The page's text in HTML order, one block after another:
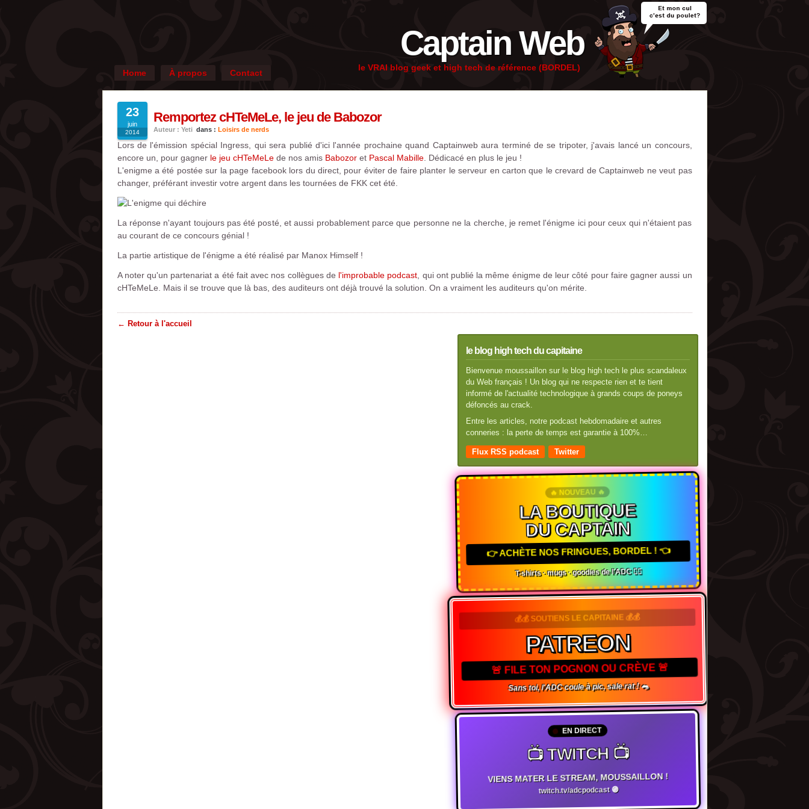
Captain Web
le VRAI blog geek et high tech de référence (BORDEL)
Home À propos Contact
23
juin
2014
Remportez cHTeMeLe, le jeu de Babozor
Auteur : Yetidans : Loisirs de nerds
Lors de l'émission spécial Ingress, qui sera publié d'ici l'année prochaine quand Captainweb aura terminé de se tripoter, j'avais lancé un concours,
encore un, pour gagner le jeu cHTeMeLede nos amis Babozoret Pascal Mabille. Dédicacé en plus le jeu !
L'enigme a été postée sur la page facebook lors du direct, pour éviter de faire planter le serveur en carton que le crevard de Captainweb ne veut pas
changer, préférant investir votre argent dans les tournées de FKK cet été.
La réponse n'ayant toujours pas été posté, et aussi probablement parce que personne ne la cherche, je remet l'énigme ici pour ceux qui n'étaient pas
au courant de ce concours génial !
La partie artistique de l'énigme a été réalisé par Manox Himself !
A noter qu'un partenariat a été fait avec nos collègues de l'improbable podcast , qui ont publié la même énigme de leur côté pour faire gagner aussi un
cHTeMeLe. Mais il se trouve que là bas, des auditeurs ont déjà trouvé la solution. On a vraiment les auditeurs qu'on mérite.
← Retour à l'accueil
le blog high tech du capitaine
Bienvenue moussaillon sur le blog high tech le plus scandaleux
du Web français ! Un blog qui ne respecte rien et te tient
informé de l'actualité technologique à grands coups de poneys
défoncés au crack.
Entre les articles, notre podcast hebdomadaire et autres
conneries : la perte de temps est garantie à 100%…
Flux RSS podcast Twitter
🔥 NOUVEAU 🔥
LA BOUTIQUE
DU CAPTAIN
👉 ACHÈTE NOS FRINGUES, BORDEL ! 👈
T-shirts · mugs · goodies de l'ADC 🏴‍☠️
💰💰 SOUTIENS LE CAPITAINE 💰💰
PATREON
🚨 FILE TON POGNON OU CRÈVE 🚨
Sans toi, l'ADC coule à pic, sale rat ! 🐀
EN DIRECT
📺 TWITCH 📺
VIENS MATER LE STREAM, MOUSSAILLON !
twitch.tv/adcpodcast 🟣